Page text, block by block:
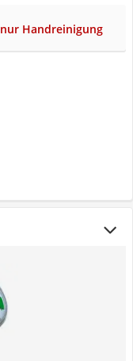
nur Handreinigung